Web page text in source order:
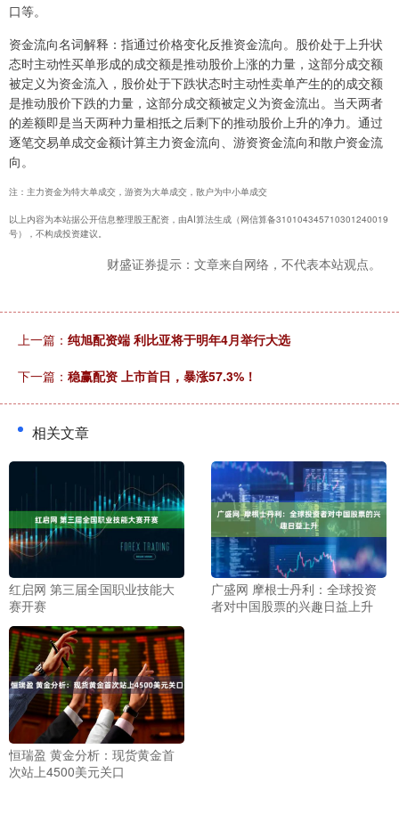
口等。
资金流向名词解释：指通过价格变化反推资金流向。股价处于上升状
态时主动性买单形成的成交额是推动股价上涨的力量，这部分成交额
被定义为资金流入，股价处于下跌状态时主动性卖单产生的的成交额
是推动股价下跌的力量，这部分成交额被定义为资金流出。当天两者
的差额即是当天两种力量相抵之后剩下的推动股价上升的净力。通过
逐笔交易单成交金额计算主力资金流向、游资资金流向和散户资金流
向。
注：主力资金为特大单成交，游资为大单成交，散户为中小单成交
以上内容为本站据公开信息整理股王配资，由AI算法生成（网信算备310104345710301240019
号），不构成投资建议。
财盛证券提示：文章来自网络，不代表本站观点。
上一篇： 纯旭配资端 利比亚将于明年4月举行大选
下一篇： 稳赢配资 上市首日，暴涨57.3%！
相关文章
红启网 第三届全国职业技能大
赛开赛
广盛网 摩根士丹利：全球投资
者对中国股票的兴趣日益上升
恒瑞盈 黄金分析：现货黄金首
次站上4500美元关口